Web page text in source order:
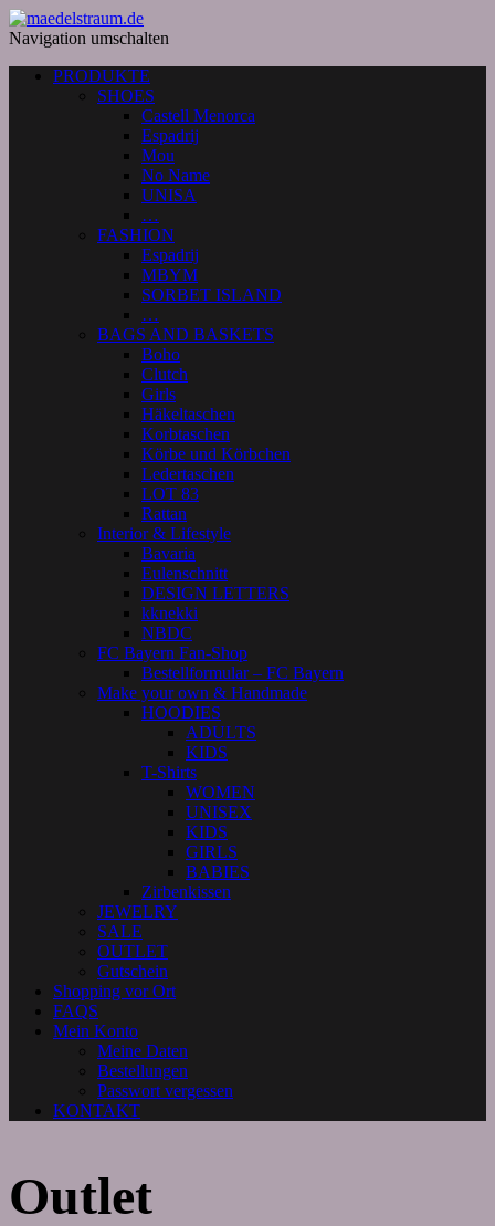
Navigation umschalten
PRODUKTE
SHOES
Castell Menorca
Espadrij
Mou
No Name
UNISA
…
FASHION
Espadrij
MBYM
SORBET ISLAND
…
BAGS AND BASKETS
Boho
Clutch
Girls
Häkeltaschen
Korbtaschen
Körbe und Körbchen
Ledertaschen
LOT 83
Rattan
Interior & Lifestyle
Bavaria
Eulenschnitt
DESIGN LETTERS
kknekki
NBDC
FC Bayern Fan-Shop
Bestellformular – FC Bayern
Make your own & Handmade
HOODIES
ADULTS
KIDS
T-Shirts
WOMEN
UNISEX
KIDS
GIRLS
BABIES
Zirbenkissen
JEWELRY
SALE
OUTLET
Gutschein
Shopping vor Ort
FAQS
Mein Konto
Meine Daten
Bestellungen
Passwort vergessen
KONTAKT
Outlet